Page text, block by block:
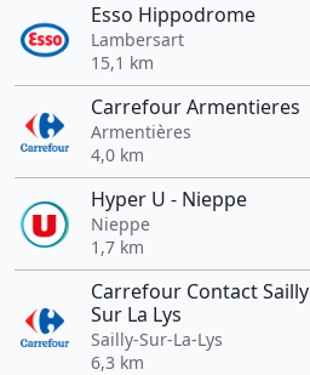
Esso Hippodrome
Lambersart
15,1 km
Carrefour Armentieres
Armentières
4,0 km
Hyper U - Nieppe
Nieppe
1,7 km
Carrefour Contact Sailly
Sur La Lys
Sailly-Sur-La-Lys
6,3 km